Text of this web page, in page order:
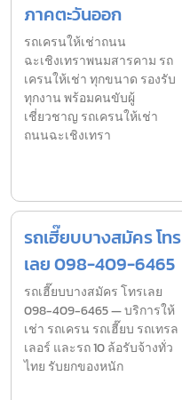
ภาคตะวันออก
รถเครนให้เช่าถนน
ฉะเชิงเทราพนมสารคาม รถ
เครนให้เช่า ทุกขนาด รองรับ
ทุกงาน พร้อมคนขับผู้
เชี่ยวชาญ รถเครนให้เช่า
ถนนฉะเชิงเทรา
รถเฮี๊ยบบางสมัคร โทร
เลย 098-409-6465
รถเฮี๊ยบบางสมัคร โทรเลย
098-409-6465 — บริการให้
เช่า รถเครน รถเฮี๊ยบ รถเทรล
เลอร์ และรถ 10 ล้อรับจ้างทั่ว
ไทย รับยกของหนัก